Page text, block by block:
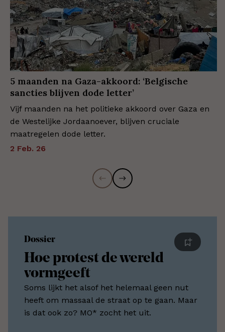
5 maanden na Gaza-akkoord: ‘Belgische
sancties blijven dode letter’
Vijf maanden na het politieke akkoord over Gaza en
de Westelijke Jordaanoever, blijven cruciale
maatregelen dode letter.
2 Feb. 26
Dossier
Hoe protest de wereld
vormgeeft
Soms lijkt het alsof het helemaal geen nut
heeft om massaal de straat op te gaan. Maar
is dat ook zo? MO* zocht het uit.